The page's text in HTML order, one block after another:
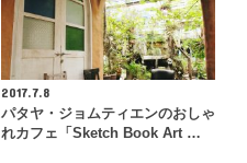
2017.7.8
パタヤ・ジョムティエンのおしゃ
れカフェ「Sketch Book Art …